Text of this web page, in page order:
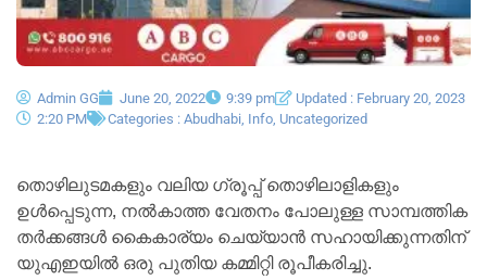
Admin GG June 20, 2022 9:39 pm
Updated : February 20, 2023
2:20 PM
Categories : Abudhabi Info Uncategorized
തൊഴിലുടമകളും വലിയ ഗ്രൂപ്പ് തൊഴിലാളികളും
ഉൾപ്പെടുന്ന, നൽകാത്ത വേതനം പോലുള്ള സാമ്പത്തിക
തർക്കങ്ങൾ കൈകാര്യം ചെയ്യാൻ സഹായിക്കുന്നതിന്
യുഎഇയിൽ ഒരു പുതിയ കമ്മിറ്റി രൂപീകരിച്ചു.